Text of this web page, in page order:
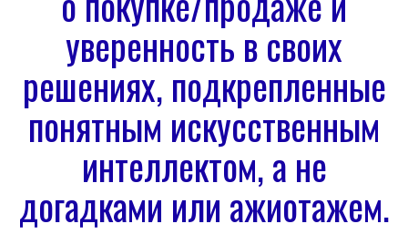
уверенность в своих
решениях, подкрепленные
понятным искусственным
интеллектом, а не
догадками или ажиотажем.